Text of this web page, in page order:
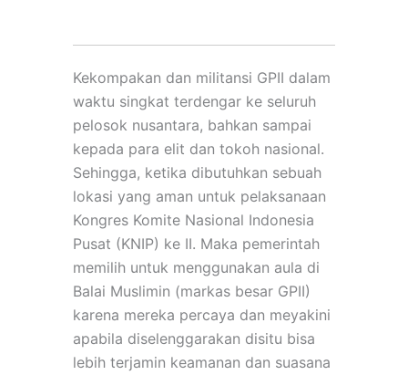
Kekompakan dan militansi GPII dalam
waktu singkat terdengar ke seluruh
pelosok nusantara, bahkan sampai
kepada para elit dan tokoh nasional.
Sehingga, ketika dibutuhkan sebuah
lokasi yang aman untuk pelaksanaan
Kongres Komite Nasional Indonesia
Pusat (KNIP) ke II. Maka pemerintah
memilih untuk menggunakan aula di
Balai Muslimin (markas besar GPII)
karena mereka percaya dan meyakini
apabila diselenggarakan disitu bisa
lebih terjamin keamanan dan suasana